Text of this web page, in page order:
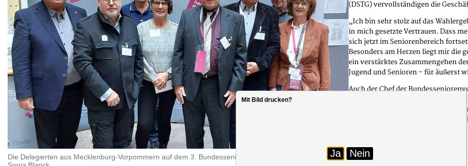
Die Delegierten aus Mecklenburg-Vorpommern auf dem 3. Bundesseniorenkongress Von links: Gerd Dümmel, Klaus Peter Glimm, Viktor
(DSTG) vervollständigen die
„Ich bin sehr stolz auf das
in mich gesetzte Vertrauen. Dass
sich jetzt im Seniorenbereich
Besonders am Herzen liegt mir die
ein verstärktes Zusammengehen
Jugend und Senioren - für äußerst
Auch der Chef der
die Kooperation mit der dbb
werden solle: „Nur gemeinsam
seine Angehörigen finden!“, so
den vergangenen zehn Jahren zu
tarifunion geworden sei.
Mit Bild drucken?
Ja Nein